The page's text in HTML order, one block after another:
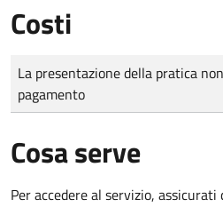
Costi
Tipo di pagamento
Importo
La presentazione della pratica
pagamento
Cosa serve
Per accedere al servizio, assicurati